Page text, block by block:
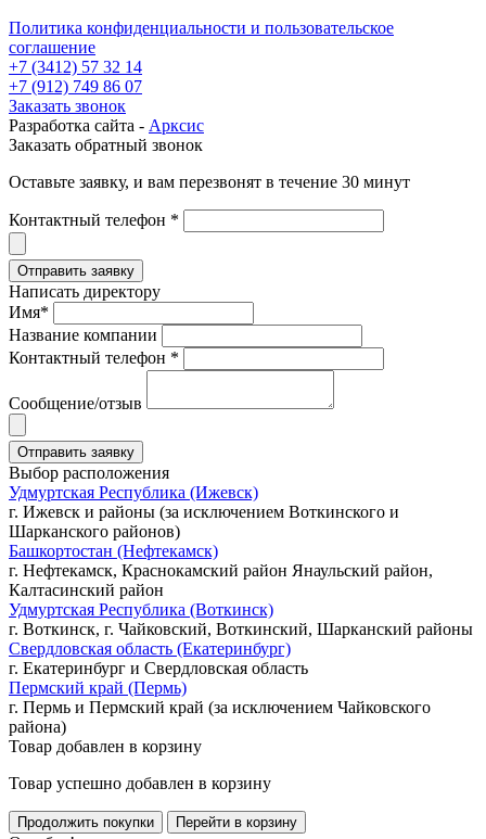
Политика конфиденциальности и пользовательское
соглашение
+7 (3412) 57 32 14
+7 (912) 749 86 07
Заказать звонок
Разработка сайта - Арксис
Заказать обратный звонок
Оставьте заявку, и вам перезвонят в течение 30 минут
Контактный телефон *
Написать директору
Имя*
Название компании
Контактный телефон *
Сообщение/отзыв
Выбор расположения
Удмуртская Республика (Ижевск)
г. Ижевск и районы (за исключением Воткинского и
Шарканского районов)
Башкортостан (Нефтекамск)
г. Нефтекамск, Краснокамский район Янаульский район,
Калтасинский район
Удмуртская Республика (Воткинск)
г. Воткинск, г. Чайковский, Воткинский, Шарканский районы
Свердловская область (Екатеринбург)
г. Екатеринбург и Свердловская область
Пермский край (Пермь)
г. Пермь и Пермский край (за исключением Чайковского
района)
Товар добавлен в корзину
Товар успешно добавлен в корзину